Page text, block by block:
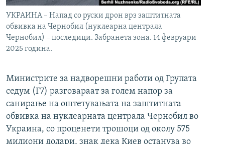
УКРАИНА – Напад со руски дрон врз заштитната
обвивка на Чернобил (нуклеарна централа
Чернобил) – последици. Забранета зона. 14 февруари
2025 година.
Министрите за надворешни работи од Групата
седум (Г7) разговараат за голем напор за
санирање на оштетувањата на заштитната
обвивка на нуклеарната централа Чернобил во
Украина, со проценети трошоци од околу 575
милиони долари, знак дека Киев останува во